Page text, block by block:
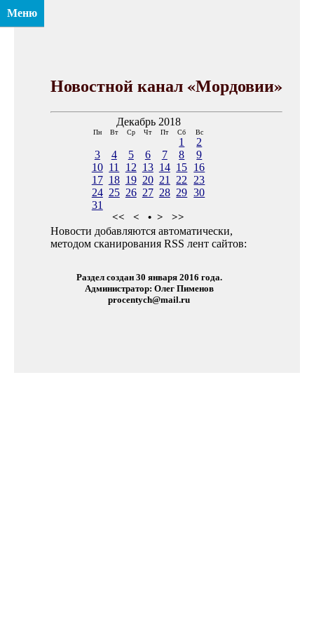
Меню
Новостной канал «Мордовии»
Декабрь 2018
Пн Вт Ср Чт Пт Сб Вс
1
2
3
4 5 6 7 8
9
10 11 12 13 14 15 16
17 18 19 20 21 22
23
24 25 26 27 28 29 30
31
<< < • > >>
Новости добавляются автоматически,
методом сканирования RSS лент сайтов:
Раздел создан 30 января 2016 года.
Администратор: Олег Пименов
procentych@mail.ru